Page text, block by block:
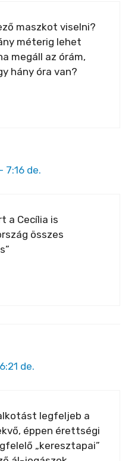
maszkot viselni?
méterig lehet
megáll az órám,
hány óra van?
7:16 de.
a Cecília is
összes
de.
legfeljeb a
éppen érettségi
„keresztapai”